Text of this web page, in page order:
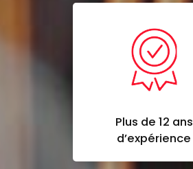
Plus de 12 ans
d’expérience